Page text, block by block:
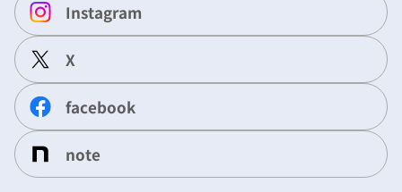
Instagram
X
facebook
note